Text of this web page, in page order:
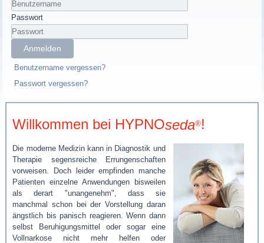
Passwort
Anmelden
Benutzername vergessen?
Passwort vergessen?
Willkommen bei HYPNOseda®!
Die moderne Medizin kann in Diagnostik und
Therapie segensreiche Errungenschaften
vorweisen. Doch leider empfinden manche
Patienten einzelne Anwendungen bisweilen
als derart "unangenehm", dass sie
manchmal schon bei der Vorstellung daran
ängstlich bis panisch reagieren. Wenn dann
selbst Beruhigungsmittel oder sogar eine
Vollnarkose nicht mehr helfen oder